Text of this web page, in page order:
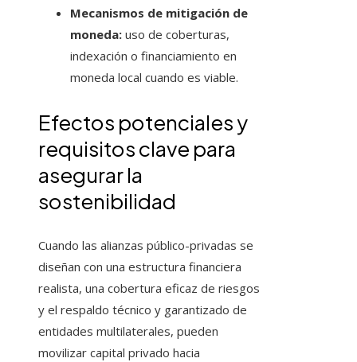
Mecanismos de mitigación de
moneda: uso de coberturas,
indexación o financiamiento en
moneda local cuando es viable.
Efectos potenciales y
requisitos clave para
asegurar la
sostenibilidad
Cuando las alianzas público-privadas se
diseñan con una estructura financiera
realista, una cobertura eficaz de riesgos
y el respaldo técnico y garantizado de
entidades multilaterales, pueden
movilizar capital privado hacia